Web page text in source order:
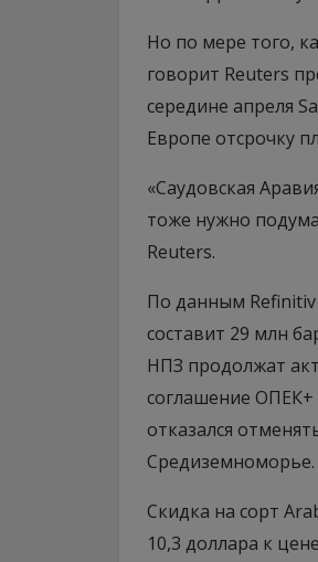
Но по мере того,
говорит Reuters
середине апреля
Европе отсрочку
«Саудовская
тоже нужно
Reuters.
По данным Refinitiv
составит 29 млн
НПЗ продолжат
соглашение ОПЕК+
отказался
Средиземноморье.
Скидка на сорт
10,3 доллара к